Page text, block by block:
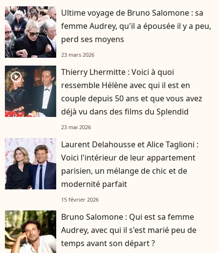
Ultime voyage de Bruno Salomone : sa
femme Audrey, qu'il a épousée il y a peu,
perd ses moyens
23 mars 2026
player2
Thierry Lhermitte : Voici à quoi
ressemble Hélène avec qui il est en
couple depuis 50 ans et que vous avez
déjà vu dans des films du Splendid
23 mai 2026
Laurent Delahousse et Alice Taglioni :
Voici l'intérieur de leur appartement
parisien, un mélange de chic et de
modernité parfait
15 février 2026
Bruno Salomone : Qui est sa femme
Audrey, avec qui il s'est marié peu de
temps avant son départ ?